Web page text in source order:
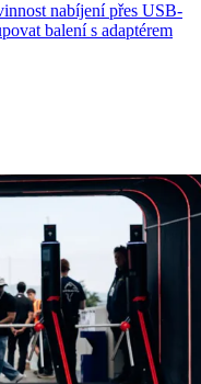
nabíjení přes USB-
balení s adaptérem